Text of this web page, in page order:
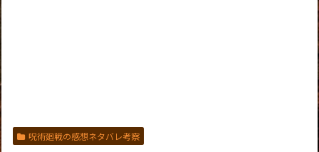
呪術廻戦の感想ネタバレ考察